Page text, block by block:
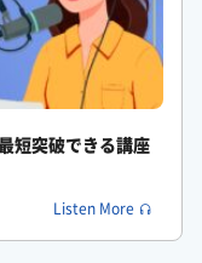
の合格率を高められ
共通点の全く逆を行
短突破できる講座
Listen More